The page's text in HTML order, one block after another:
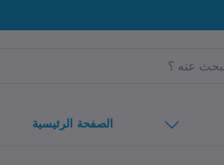
الصفحة الرئيسية